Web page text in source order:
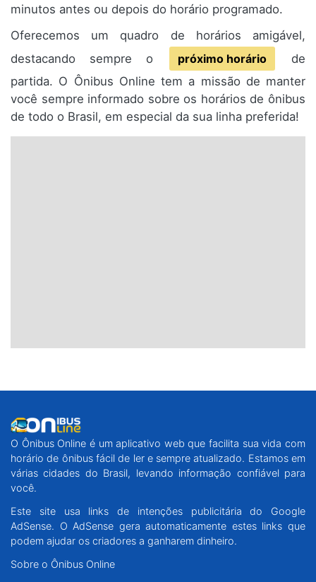
minutos antes ou depois do horário programado.
Oferecemos um quadro de horários amigável,
destacando sempre o
próximo horário
de
partida. O Ônibus Online tem a missão de manter
você sempre informado sobre os horários de ônibus
de todo o Brasil, em especial da sua linha preferida!
O Ônibus Online é um aplicativo web que facilita sua vida com
horário de ônibus fácil de ler e sempre atualizado. Estamos em
várias cidades do Brasil, levando informação confiável para
você.
Este site usa links de intenções publicitária do Google
AdSense. O AdSense gera automaticamente estes links que
podem ajudar os criadores a ganharem dinheiro.
Sobre o Ônibus Online